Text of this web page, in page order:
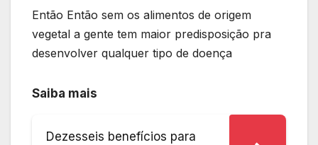
Então Então sem os alimentos de origem
vegetal a gente tem maior predisposição pra
desenvolver qualquer tipo de doença
Saiba mais
Dezesseis benefícios para